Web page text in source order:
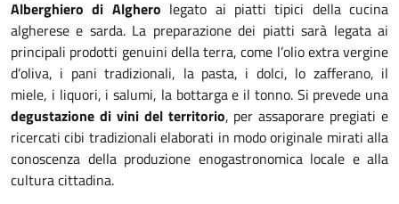
Alberghiero di Alghero legato ai piatti tipici della cucina
algherese e sarda. La preparazione dei piatti sarà legata ai
principali prodotti genuini della terra, come l’olio extra vergine
d’oliva, i pani tradizionali, la pasta, i dolci, lo zafferano, il
miele, i liquori, i salumi, la bottarga e il tonno. Si prevede una
degustazione di vini del territorio, per assaporare pregiati e
ricercati cibi tradizionali elaborati in modo originale mirati alla
conoscenza della produzione enogastronomica locale e alla
cultura cittadina.